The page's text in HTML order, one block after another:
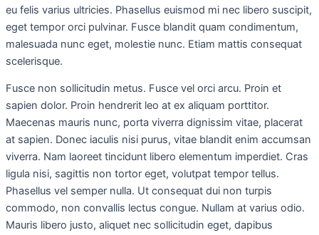
eu felis varius ultricies. Phasellus euismod mi nec libero suscipit,
eget tempor orci pulvinar. Fusce blandit quam condimentum,
malesuada nunc eget, molestie nunc. Etiam mattis consequat
scelerisque.
Fusce non sollicitudin metus. Fusce vel orci arcu. Proin et
sapien dolor. Proin hendrerit leo at ex aliquam porttitor.
Maecenas mauris nunc, porta viverra dignissim vitae, placerat
at sapien. Donec iaculis nisi purus, vitae blandit enim accumsan
viverra. Nam laoreet tincidunt libero elementum imperdiet. Cras
ligula nisi, sagittis non tortor eget, volutpat tempor tellus.
Phasellus vel semper nulla. Ut consequat dui non turpis
commodo, non convallis lectus congue. Nullam at varius odio.
Mauris libero justo, aliquet nec sollicitudin eget, dapibus